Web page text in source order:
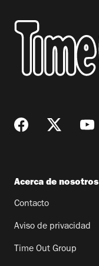
Acerca de nosotros
Contacto
Aviso de privacidad
Time Out Group